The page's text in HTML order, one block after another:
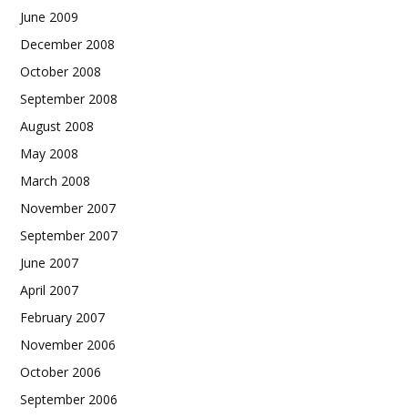
June 2009
December 2008
October 2008
September 2008
August 2008
May 2008
March 2008
November 2007
September 2007
June 2007
April 2007
February 2007
November 2006
October 2006
September 2006